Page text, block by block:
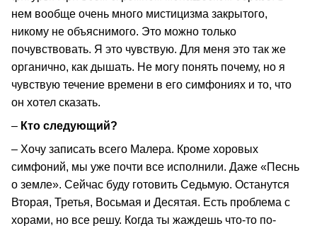
нем вообще очень много мистицизма закрытого,
никому не объяснимого. Это можно только
почувствовать. Я это чувствую. Для меня это так же
органично, как дышать. Не могу понять почему, но я
чувствую течение времени в его симфониях и то, что
он хотел сказать.
– Кто следующий?
– Хочу записать всего Малера. Кроме хоровых
симфоний, мы уже почти все исполнили. Даже «Песнь
о земле». Сейчас буду готовить Седьмую. Останутся
Вторая, Третья, Восьмая и Десятая. Есть проблема с
хорами, но все решу. Когда ты жаждешь что-то по-